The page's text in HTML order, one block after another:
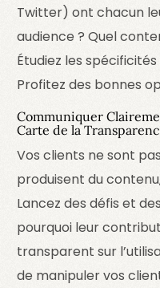
Twitter) ont chacun
audience ? Quel
Étudiez les
Profitez des bonnes
Communiquer
Carte de la
Vos clients ne sont
produisent du
Lancez des défis et
pourquoi leur
transparent sur
de manipuler vos